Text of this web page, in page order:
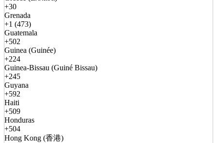
+30
Grenada
+1 (473)
Guatemala
+502
Guinea (Guinée)
+224
Guinea-Bissau (Guiné Bissau)
+245
Guyana
+592
Haiti
+509
Honduras
+504
Hong Kong (香港)